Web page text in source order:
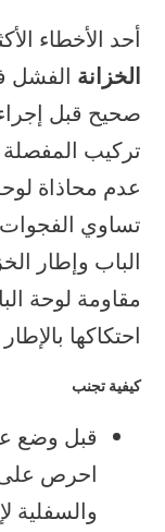
أحد الأخطاء
الخزانة الفشل
صحيح قبل
تركيب
عدم محاذاة
تساوي الفجوات
الباب وإطار
مقاومة لوحة
احتكاكها
كيفية تجنب
قبل وضع
احرص على
والسفلية